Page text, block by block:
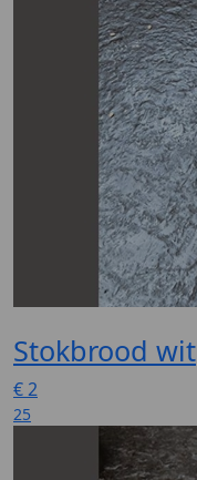
Stokbrood wit
€2
25